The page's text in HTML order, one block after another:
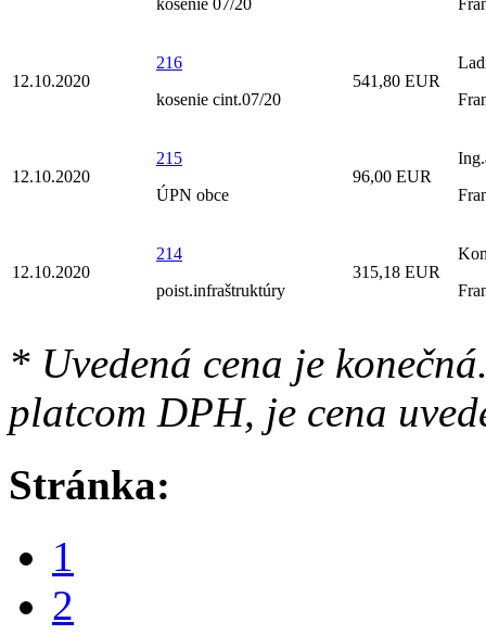
kosenie 07/20
12.10.2020
216
kosenie cint.07/20
541,80 EUR
12.10.2020
215
ÚPN obce
96,00 EUR
12.10.2020
214
poist.infraštruktúry
315,18 EUR
* Uvedená cena je
platcom DPH, je cena
Stránka:
1
2